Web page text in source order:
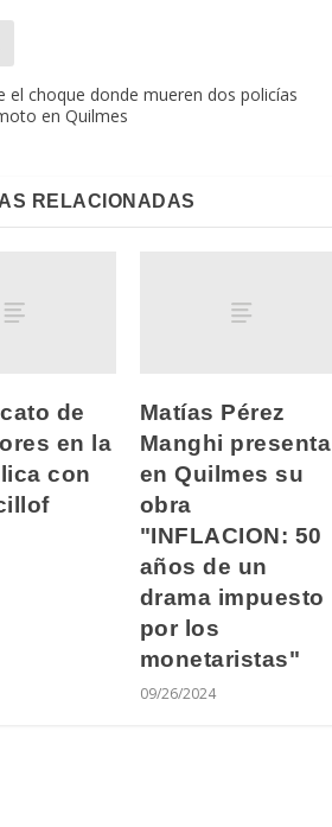
el choque donde mueren dos policías
en Quilmes
RELACIONADAS
de
en la
con
Matías Pérez
Manghi presenta
en Quilmes su
obra
"INFLACION: 50
años de un
drama impuesto
por los
monetaristas"
09/26/2024